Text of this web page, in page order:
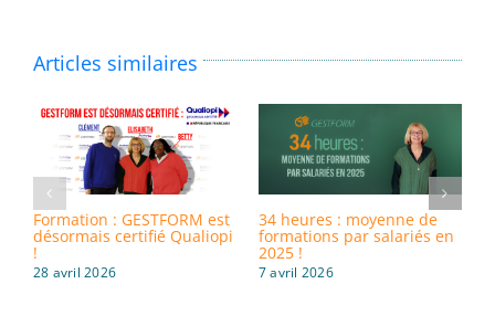
Articles similaires
Formation : GESTFORM est
désormais certifié Qualiopi
!
28 avril 2026
34 heures : moyenne de
formations par salariés en
2025 !
7 avril 2026